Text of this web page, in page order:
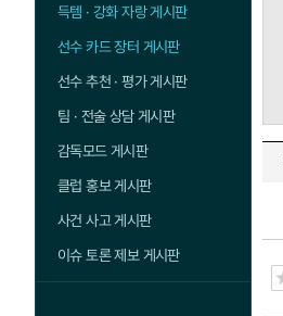
득템 · 강화 자랑 게시판
선수 카드 장터 게시판
선수 추천 · 평가 게시판
팀 · 전술 상담 게시판
감독모드 게시판
클럽 홍보 게시판
사건 사고 게시판
이슈 토론 제보 게시판